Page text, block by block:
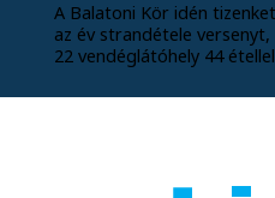
A Balatoni Kör idén
az év strandétele
22 vendéglátóhely 44